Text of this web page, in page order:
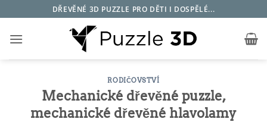
na
obsah
DŘEVĚNÉ 3D PUZZLE PRO DĚTI I DOSPĚLÉ...
RODIČOVSTVÍ
Mechanické dřevěné puzzle,
mechanické dřevěné hlavolamy